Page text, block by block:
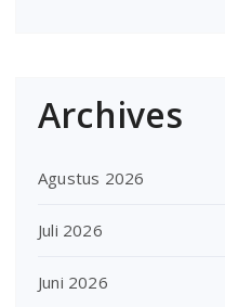
Archives
Agustus 2026
Juli 2026
Juni 2026